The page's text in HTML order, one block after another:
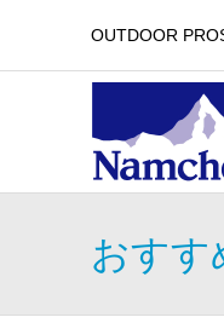
OUTDOOR
おすす